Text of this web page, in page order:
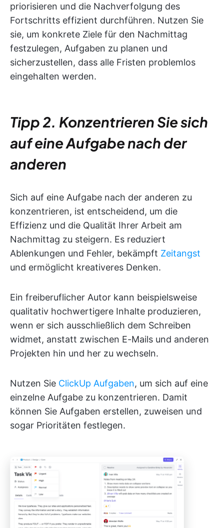
priorisieren und die Nachverfolgung des
Fortschritts effizient durchführen. Nutzen Sie
sie, um konkrete Ziele für den Nachmittag
festzulegen, Aufgaben zu planen und
sicherzustellen, dass alle Fristen problemlos
eingehalten werden.
Tipp 2. Konzentrieren Sie sich
auf eine Aufgabe nach der
anderen
Sich auf eine Aufgabe nach der anderen zu
konzentrieren, ist entscheidend, um die
Effizienz und die Qualität Ihrer Arbeit am
Nachmittag zu steigern. Es reduziert
Ablenkungen und Fehler, bekämpft Zeitangst
und ermöglicht kreativeres Denken.
Ein freiberuflicher Autor kann beispielsweise
qualitativ hochwertigere Inhalte produzieren,
wenn er sich ausschließlich dem Schreiben
widmet, anstatt zwischen E-Mails und anderen
Projekten hin und her zu wechseln.
Nutzen Sie ClickUp Aufgaben, um sich auf eine
einzelne Aufgabe zu konzentrieren. Damit
können Sie Aufgaben erstellen, zuweisen und
sogar Prioritäten festlegen.